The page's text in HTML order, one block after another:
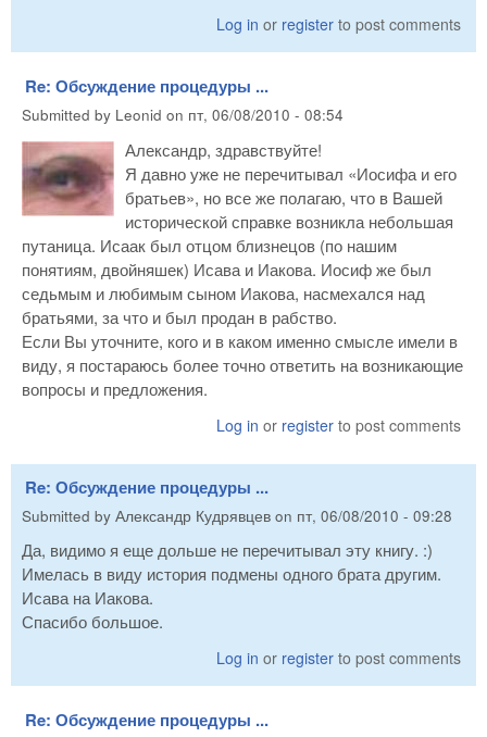
Log in or register to post comments
Re: Обсуждение процедуры ...
Submitted by Leonid on пт, 06/08/2010 - 08:54
Александр, здравствуйте!
Я давно уже не перечитывал «Иосифа и его
братьев», но все же полагаю, что в Вашей
исторической справке возникла небольшая
путаница. Исаак был отцом близнецов (по нашим
понятиям, двойняшек) Исава и Иакова. Иосиф же был
седьмым и любимым сыном Иакова, насмехался над
братьями, за что и был продан в рабство.
Если Вы уточните, кого и в каком именно смысле имели в
виду, я постараюсь более точно ответить на возникающие
вопросы и предложения.
Log in or register to post comments
Re: Обсуждение процедуры ...
Submitted by Александр Кудрявцев on пт, 06/08/2010 - 09:28
Да, видимо я еще дольше не перечитывал эту книгу. :)
Имелась в виду история подмены одного брата другим.
Исава на Иакова.
Спасибо большое.
Log in or register to post comments
Re: Обсуждение процедуры ...